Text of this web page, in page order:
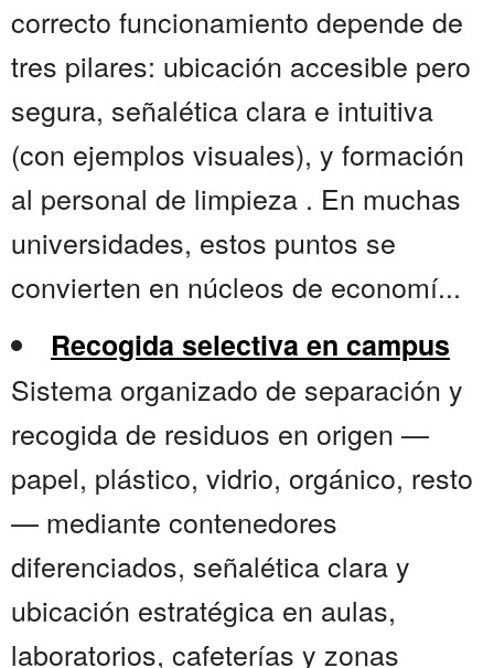
correcto funcionamiento depende de
tres pilares: ubicación accesible pero
segura, señalética clara e intuitiva
(con ejemplos visuales), y formación
al personal de limpieza . En muchas
universidades, estos puntos se
convierten en núcleos de economí...
Recogida selectiva en campus
Sistema organizado de separación y
recogida de residuos en origen —
papel, plástico, vidrio, orgánico, resto
— mediante contenedores
diferenciados, señalética clara y
ubicación estratégica en aulas,
laboratorios, cafeterías y zonas